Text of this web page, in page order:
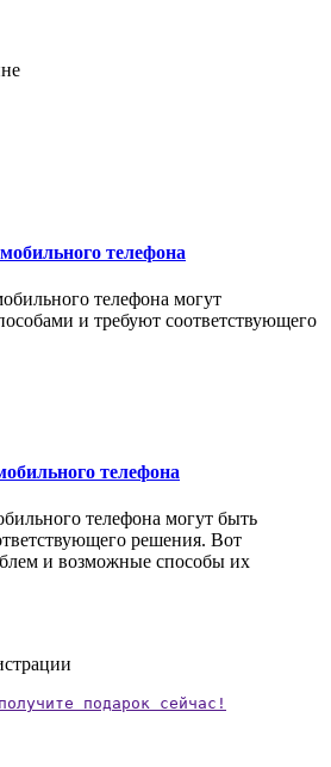
телефона
телефона могут
и требуют соответствующего
телефона
телефона могут быть
решения. Вот
и возможные способы их
подарок сейчас!